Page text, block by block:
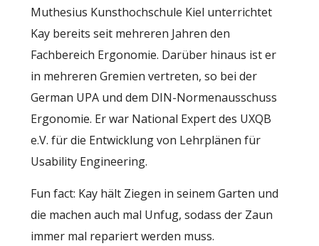
Muthesius Kunsthochschule Kiel unterrichtet
Kay bereits seit mehreren Jahren den
Fachbereich Ergonomie. Darüber hinaus ist er
in mehreren Gremien vertreten, so bei der
German UPA und dem DIN-Normenausschuss
Ergonomie. Er war National Expert des UXQB
e.V. für die Entwicklung von Lehrplänen für
Usability Engineering.
Fun fact: Kay hält Ziegen in seinem Garten und
die machen auch mal Unfug, sodass der Zaun
immer mal repariert werden muss.